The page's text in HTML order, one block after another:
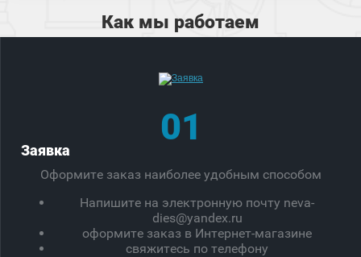
Как мы работаем
01
Заявка
Оформите заказ наиболее удобным способом
Напишите на электронную почту neva-
dies@yandex.ru
оформите заказ в Интернет-магазине
свяжитесь по телефону